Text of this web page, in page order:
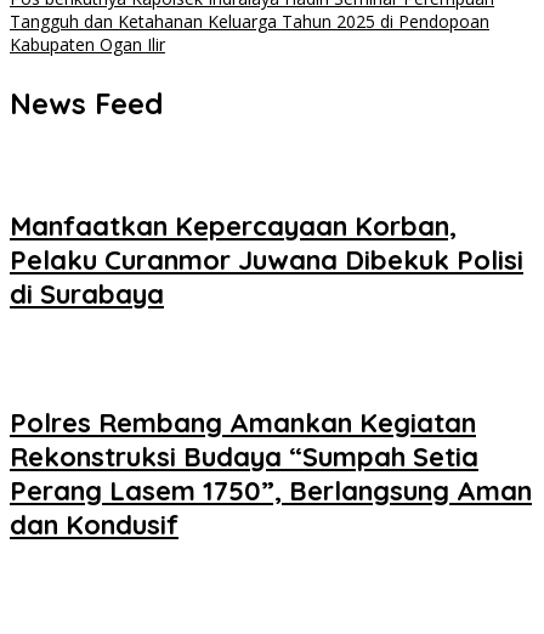
Tangguh dan Ketahanan Keluarga Tahun 2025 di Pendopoan
Kabupaten Ogan Ilir
News Feed
Manfaatkan Kepercayaan Korban,
Pelaku Curanmor Juwana Dibekuk Polisi
di Surabaya
Polres Rembang Amankan Kegiatan
Rekonstruksi Budaya “Sumpah Setia
Perang Lasem 1750”, Berlangsung Aman
dan Kondusif